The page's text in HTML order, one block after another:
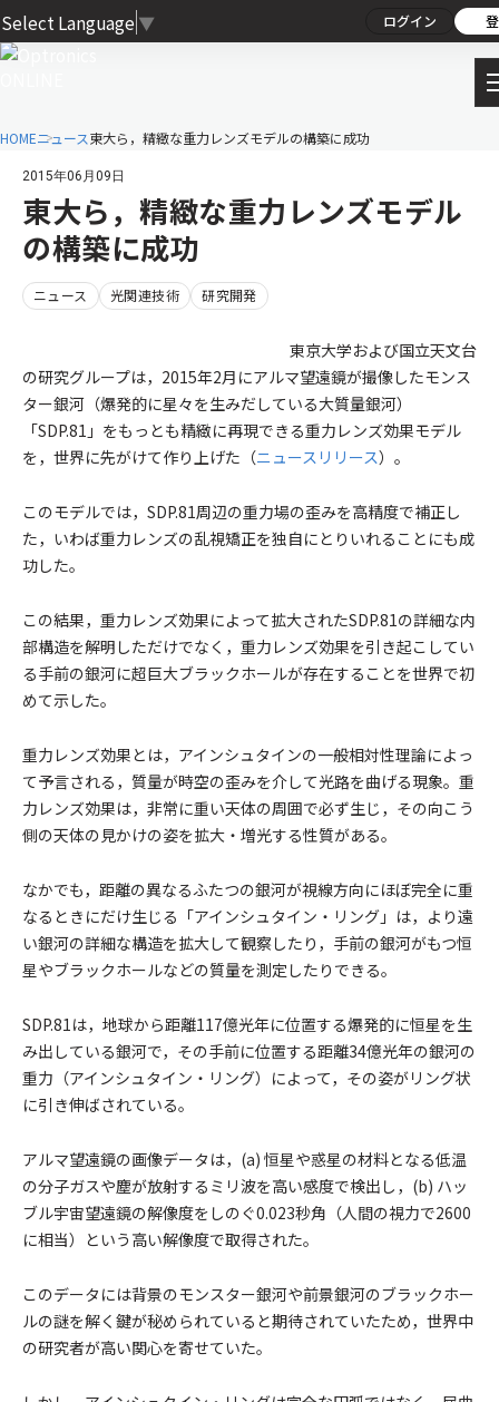
Select Language ▼ ログイン
HOMEニュース東大ら，精緻な重力レンズモデルの構築に成功
2015年06月09日
東大ら，精緻な重力レンズモデル
の構築に成功
ニュース 光関連技術 研究開発
東京大学および国立天文台
の研究グループは，2015年2月にアルマ望遠鏡が撮像したモンス
ター銀河（爆発的に星々を生みだしている大質量銀河）
「SDP.81」をもっとも精緻に再現できる重力レンズ効果モデル
を，世界に先がけて作り上げた（ニュースリリース）。
このモデルでは，SDP.81周辺の重力場の歪みを高精度で補正し
た，いわば重力レンズの乱視矯正を独自にとりいれることにも成
功した。
この結果，重力レンズ効果によって拡大されたSDP.81の詳細な内
部構造を解明しただけでなく，重力レンズ効果を引き起こしてい
る手前の銀河に超巨大ブラックホールが存在することを世界で初
めて示した。
重力レンズ効果とは，アインシュタインの一般相対性理論によっ
て予言される，質量が時空の歪みを介して光路を曲げる現象。重
力レンズ効果は，非常に重い天体の周囲で必ず生じ，その向こう
側の天体の見かけの姿を拡大・増光する性質がある。
なかでも，距離の異なるふたつの銀河が視線方向にほぼ完全に重
なるときにだけ生じる「アインシュタイン・リング」は，より遠
い銀河の詳細な構造を拡大して観察したり，手前の銀河がもつ恒
星やブラックホールなどの質量を測定したりできる。
SDP.81は，地球から距離117億光年に位置する爆発的に恒星を生
み出している銀河で，その手前に位置する距離34億光年の銀河の
重力（アインシュタイン・リング）によって，その姿がリング状
に引き伸ばされている。
アルマ望遠鏡の画像データは，(a) 恒星や惑星の材料となる低温
の分子ガスや塵が放射するミリ波を高い感度で検出し，(b) ハッ
ブル宇宙望遠鏡の解像度をしのぐ0.023秒角（人間の視力で2600
に相当）という高い解像度で取得された。
このデータには背景のモンスター銀河や前景銀河のブラックホー
ルの謎を解く鍵が秘められていると期待されていたため，世界中
の研究者が高い関心を寄せていた。